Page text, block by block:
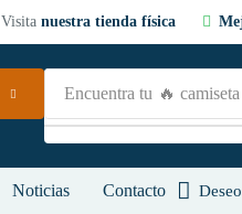
Visita nuestra tienda física
Encuentra tu 🔥 camiseta
Noticias Contacto